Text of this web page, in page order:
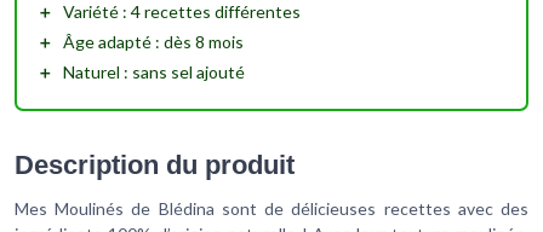
＋ Variété : 4 recettes différentes
＋ Âge adapté : dès 8 mois
＋ Naturel : sans sel ajouté
Description du produit
Mes Moulinés de Blédina sont de délicieuses recettes avec des